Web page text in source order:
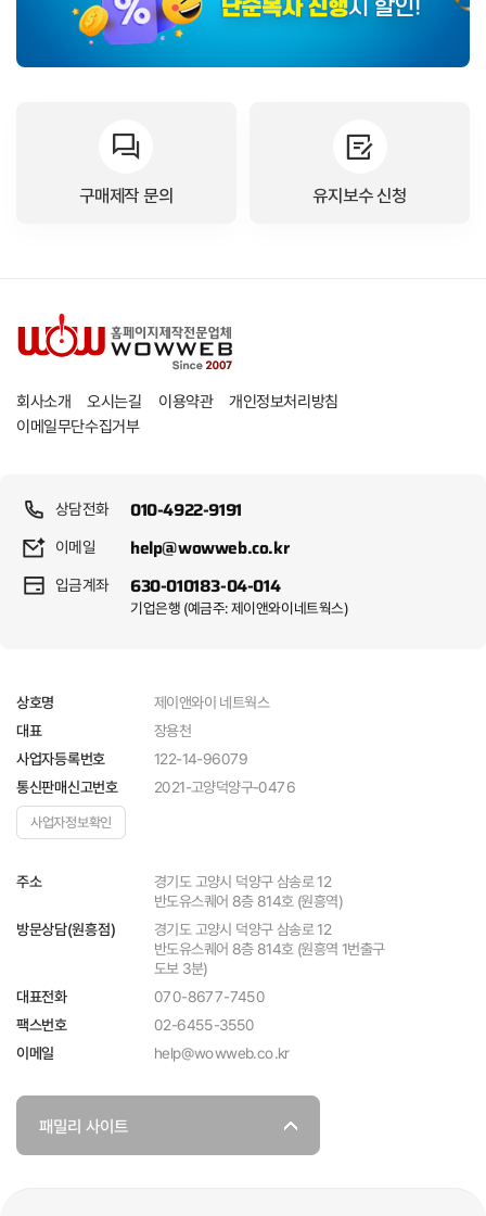
구매제작 문의 유지보수 신청
회사소개 오시는길 이용약관 개인정보처리방침
이메일무단수집거부
상담전화 010-4922-9191
이메일 help@wowweb.co.kr
입금계좌 630-010183-04-014
기업은행 (예금주: 제이앤와이네트웍스)
상호명 제이앤와이 네트웍스
대표 장용천
사업자등록번호 122-14-96079
통신판매신고번호 2021-고양덕양구-0476
사업자정보확인
주소 경기도 고양시 덕양구 삼송로 12
반도유스퀘어 8층 814호 (원흥역)
방문상담(원흥점) 경기도 고양시 덕양구 삼송로 12
반도유스퀘어 8층 814호 (원흥역 1번출구
도보 3분)
대표전화
070-8677-7450
팩스번호 02-6455-3550
이메일 help@wowweb.co.kr
패밀리 사이트